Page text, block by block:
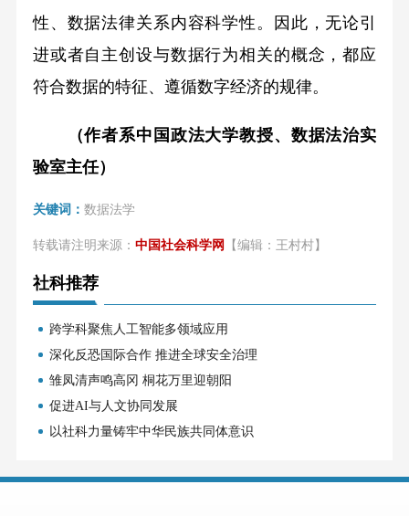
性、数据法律关系内容科学性。因此，无论引
进或者自主创设与数据行为相关的概念，都应
符合数据的特征、遵循数字经济的规律。
（作者系中国政法大学教授、数据法治实
验室主任）
关键词： 数据法学
转载请注明来源： 中国社会科学网 【编辑：王村村】
社科推荐
跨学科聚焦人工智能多领域应用
深化反恐国际合作 推进全球安全治理
雏凤清声鸣高冈 桐花万里迎朝阳
促进AI与人文协同发展
以社科力量铸牢中华民族共同体意识